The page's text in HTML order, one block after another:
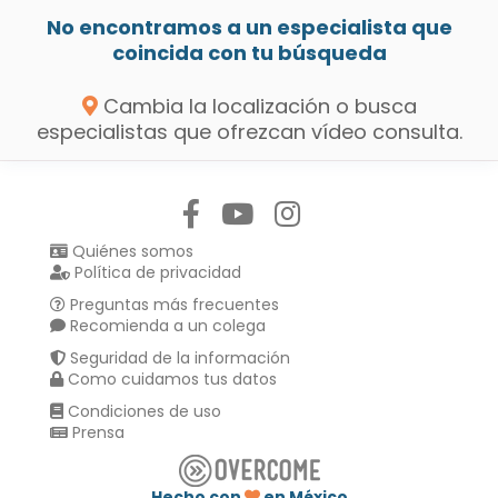
No encontramos a un especialista que
coincida con tu búsqueda
Cambia la localización o busca
especialistas que ofrezcan vídeo consulta.
Quiénes somos
Política de privacidad
Preguntas más frecuentes
Recomienda a un colega
Seguridad de la información
Como cuidamos tus datos
Condiciones de uso
Prensa